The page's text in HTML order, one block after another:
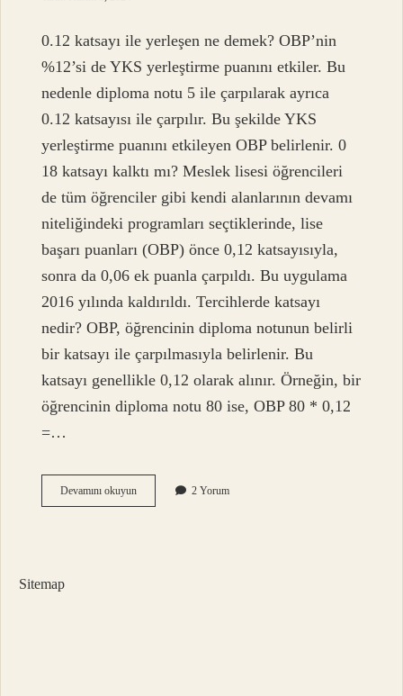
0.12 katsayı ile yerleşen ne demek? OBP’nin
%12’si de YKS yerleştirme puanını etkiler. Bu
nedenle diploma notu 5 ile çarpılarak ayrıca
0.12 katsayısı ile çarpılır. Bu şekilde YKS
yerleştirme puanını etkileyen OBP belirlenir. 0
18 katsayı kalktı mı? Meslek lisesi öğrencileri
de tüm öğrenciler gibi kendi alanlarının devamı
niteliğindeki programları seçtiklerinde, lise
başarı puanları (OBP) önce 0,12 katsayısıyla,
sonra da 0,06 ek puanla çarpıldı. Bu uygulama
2016 yılında kaldırıldı. Tercihlerde katsayı
nedir? OBP, öğrencinin diploma notunun belirli
bir katsayı ile çarpılmasıyla belirlenir. Bu
katsayı genellikle 0,12 olarak alınır. Örneğin, bir
öğrencinin diploma notu 80 ise, OBP 80 * 0,12
=…
Devamını okuyun018
Katsayı
2 Yorum
Sitemap